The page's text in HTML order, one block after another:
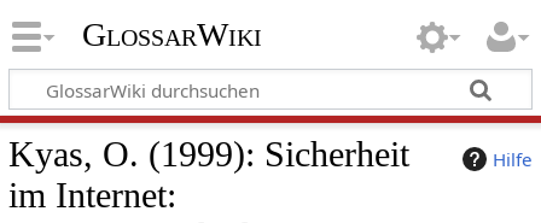
GlossarWiki
Hilfe
Kyas, O. (1999): Sicherheit
im Internet: